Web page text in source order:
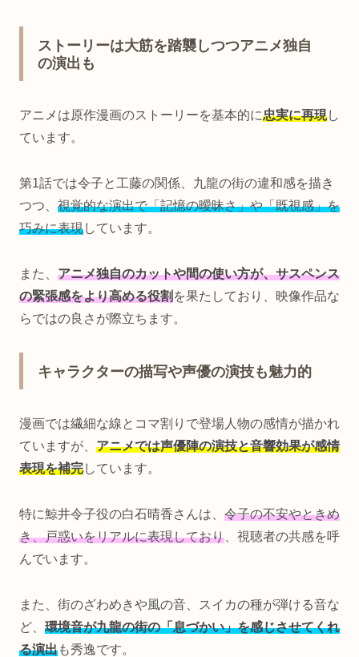
ストーリーは大筋を踏襲しつつアニメ独自
の演出も
アニメは原作漫画のストーリーを基本的に忠実に再現し
ています。
第1話では令子と工藤の関係、九龍の街の違和感を描き
つつ、 視覚的な演出で「記憶の曖昧さ」や「既視感」を
巧みに表現しています。
また、 アニメ独自のカットや間の使い方が、サスペンス
の緊張感をより高める役割 を果たしており、映像作品な
らではの良さが際立ちます。
キャラクターの描写や声優の演技も魅力的
漫画では繊細な線とコマ割りで登場人物の感情が描かれ
ていますが、 アニメでは声優陣の演技と音響効果が感情
表現を補完しています。
特に鯨井令子役の白石晴香さんは、 令子の不安やときめ
き、戸惑いをリアルに表現しており 、視聴者の共感を呼
んでいます。
また、街のざわめきや風の音、スイカの種が弾ける音な
ど、 環境音が九龍の街の「息づかい」を感じさせてくれ
る演出も秀逸です。